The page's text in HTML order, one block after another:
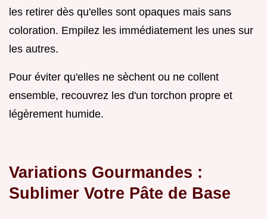
les retirer dès qu'elles sont opaques mais sans
coloration. Empilez les immédiatement les unes sur
les autres.
Pour éviter qu'elles ne sèchent ou ne collent
ensemble, recouvrez les d'un torchon propre et
légèrement humide.
Variations Gourmandes :
Sublimer Votre Pâte de Base